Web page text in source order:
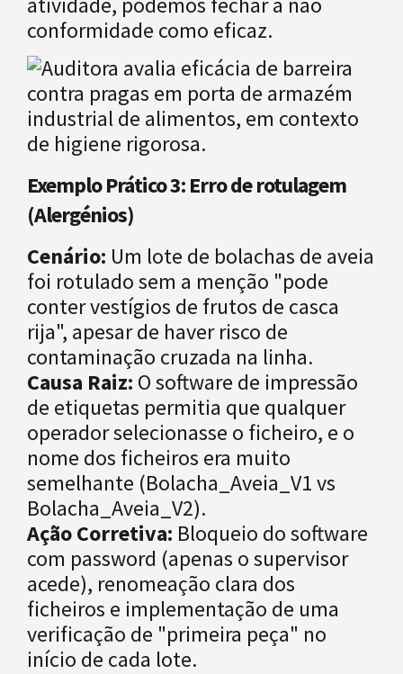
conformidade como eficaz.
Exemplo Prático 3: Erro de rotulagem
(Alergénios)
Cenário: Um lote de bolachas de aveia
foi rotulado sem a menção "pode
conter vestígios de frutos de casca
rija", apesar de haver risco de
contaminação cruzada na linha.
Causa Raiz: O software de impressão
de etiquetas permitia que qualquer
operador selecionasse o ficheiro, e o
nome dos ficheiros era muito
semelhante (Bolacha_Aveia_V1 vs
Bolacha_Aveia_V2).
Ação Corretiva: Bloqueio do software
com password (apenas o supervisor
acede), renomeação clara dos
ficheiros e implementação de uma
verificação de "primeira peça" no
início de cada lote.